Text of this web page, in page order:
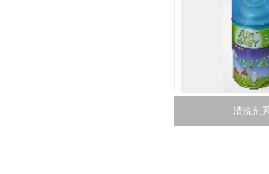
清洗剂